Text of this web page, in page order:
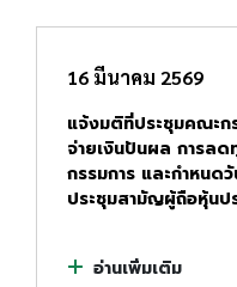
16 มีนาคม 2569
แจ้งมติที่ประชุมคณะก
จ่ายเงินปันผล การลด
กรรมการ และกำหนดวั
ประชุมสามัญผู้ถือหุ้นป
อ่านเพิ่มเติม